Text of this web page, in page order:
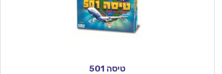
טיסה 501